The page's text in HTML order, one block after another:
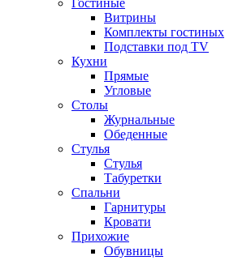
Гостиные
Витрины
Комплекты гостиных
Подставки под TV
Кухни
Прямые
Угловые
Столы
Журнальные
Обеденные
Стулья
Стулья
Табуретки
Спальни
Гарнитуры
Кровати
Прихожие
Обувницы